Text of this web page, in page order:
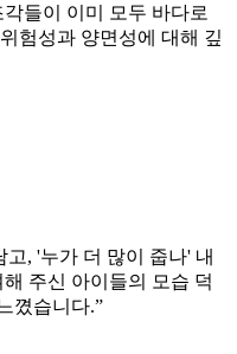
들이 이미 모두 바다로
험성과 양면성에 대해 깊
, '누가 더 많이 줍나' 내
주신 아이들의 모습 덕
꼈습니다.”